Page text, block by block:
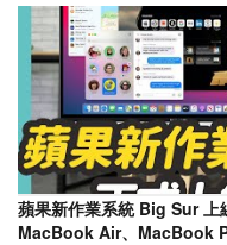
蘋果新作業系統 Big Sur 上
MacBook Air、MacBook